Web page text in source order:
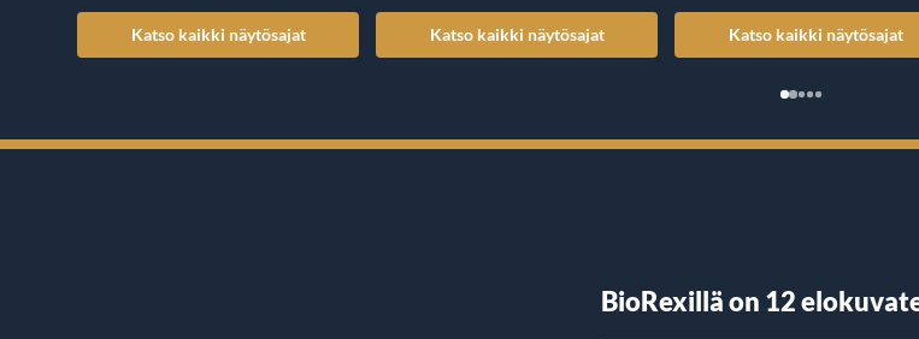
Katso kaikki näytösajat Katso kaikki näytösajat Katso kaikki näytösajat
BioRexillä on 12